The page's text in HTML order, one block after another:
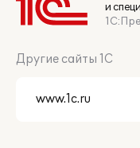
и
Другие сайты 1С